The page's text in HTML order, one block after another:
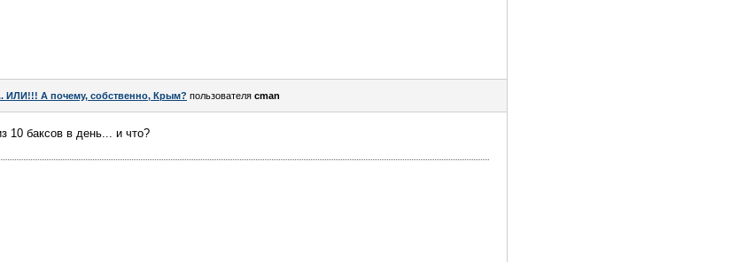
ИЛИ!!! А почему, собственно, Крым? пользователя cman
10 баксов в день... и что?